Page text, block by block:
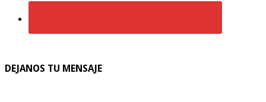
DEJANOS TU MENSAJE